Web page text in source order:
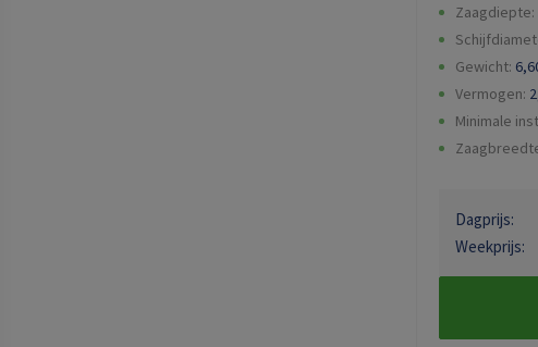
Zaagdiepte:
Gewicht:
Vermogen:
Minimale
Dagprijs:
Weekprijs: